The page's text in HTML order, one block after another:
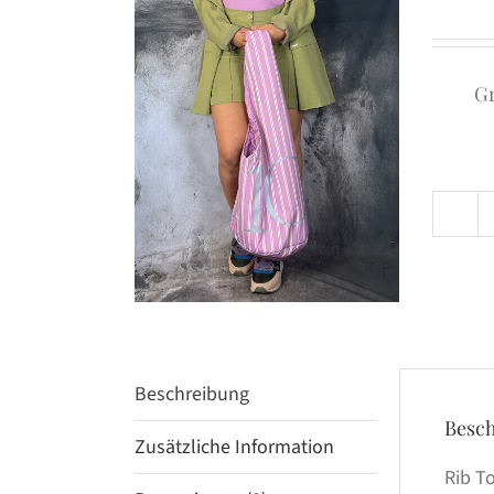
Beschreibung
Zusätzliche Information
Rib